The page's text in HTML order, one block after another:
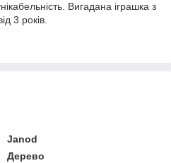
Вигадана іграшка з
3 років.
Janod
Дерево